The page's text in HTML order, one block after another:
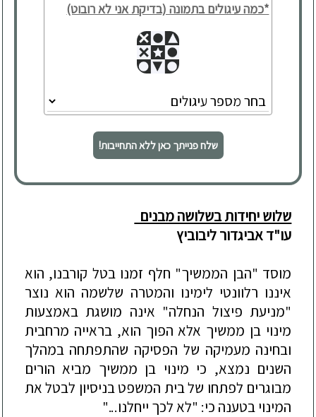
*כמה עיגולים בתמונה (בדיקת אני לא רובוט)
שלח פנייתך כאן ללא התחייבות!
שלוש יחידות בשלושה מבנים
עו"ד אביגדור ליבוביץ
מוסד "הבן הממשיך" חלף זמנו בטל קורבנו, הוא
איננו רלוונטי לימינו והמטרה שלשמה הוא נוצר
"מניעת פיצול הנחלה" אינה מושגת באמצעות
מינוי בן ממשיך אלא הפוך הוא, בראייה מרחבית
ובחינה מעמיקה של הפסיקה שהתפתחהבמהלך
השנים נמצא, כי מינוי בן ממשיך מביא הורים
מבוגרים לפתחו של בית המשפט בניסיון לבטל את
המינוי בטענה כי: "לא לכך ייחלנו..."